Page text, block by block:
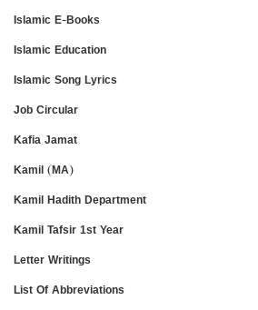
Islamic E-Books
Islamic Education
Islamic Song Lyrics
Job Circular
Kafia Jamat
Kamil (MA)
Kamil Hadith Department
Kamil Tafsir 1st Year
Letter Writings
List Of Abbreviations